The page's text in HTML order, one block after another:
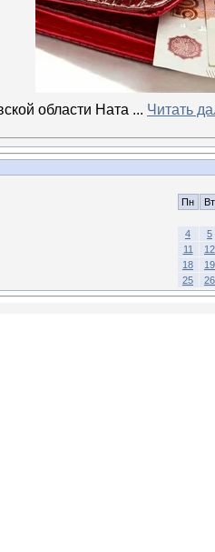
области Ната ... Читать
Пн Вт
4
5
11
12
18
19
25
26